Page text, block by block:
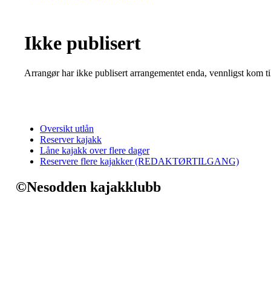
Ikke publisert
Arrangør har ikke publisert arrangementet enda, vennligst kom
Oversikt utlån
Reserver kajakk
Låne kajakk over flere dager
Reservere flere kajakker (REDAKTØRTILGANG)
©Nesodden kajakklubb